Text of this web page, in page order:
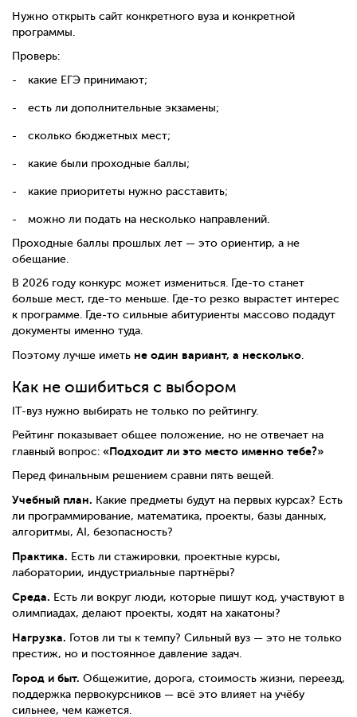
Нужно открыть сайт конкретного вуза и конкретной
программы.
Проверь:
какие ЕГЭ принимают;
есть ли дополнительные экзамены;
сколько бюджетных мест;
какие были проходные баллы;
какие приоритеты нужно расставить;
можно ли подать на несколько направлений.
Проходные баллы прошлых лет — это ориентир, а не
обещание.
В 2026 году конкурс может измениться. Где-то станет
больше мест, где-то меньше. Где-то резко вырастет интерес
к программе. Где-то сильные абитуриенты массово подадут
документы именно туда.
Поэтому лучше иметь не один вариант, а несколько.
Как не ошибиться с выбором
IT-вуз нужно выбирать не только по рейтингу.
Рейтинг показывает общее положение, но не отвечает на
главный вопрос: «Подходит ли это место именно тебе?»
Перед финальным решением сравни пять вещей.
Учебный план. Какие предметы будут на первых курсах? Есть
ли программирование, математика, проекты, базы данных,
алгоритмы, AI, безопасность?
Практика. Есть ли стажировки, проектные курсы,
лаборатории, индустриальные партнёры?
Среда. Есть ли вокруг люди, которые пишут код, участвуют в
олимпиадах, делают проекты, ходят на хакатоны?
Нагрузка. Готов ли ты к темпу? Сильный вуз — это не только
престиж, но и постоянное давление задач.
Город и быт. Общежитие, дорога, стоимость жизни, переезд,
поддержка первокурсников — всё это влияет на учёбу
сильнее, чем кажется.